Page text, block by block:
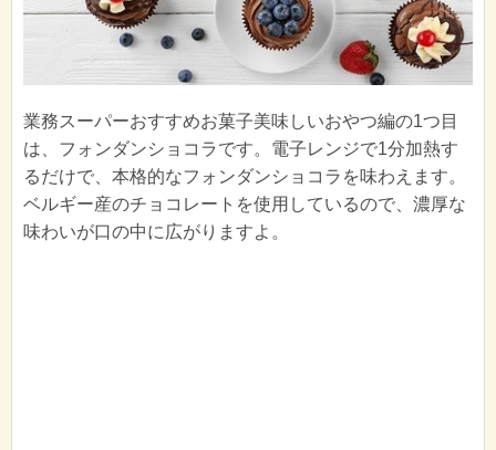
業務スーパーおすすめお菓子美味しいおやつ編の1つ目
は、フォンダンショコラです。電子レンジで1分加熱す
るだけで、本格的なフォンダンショコラを味わえます。
ベルギー産のチョコレートを使用しているので、濃厚な
味わいが口の中に広がりますよ。